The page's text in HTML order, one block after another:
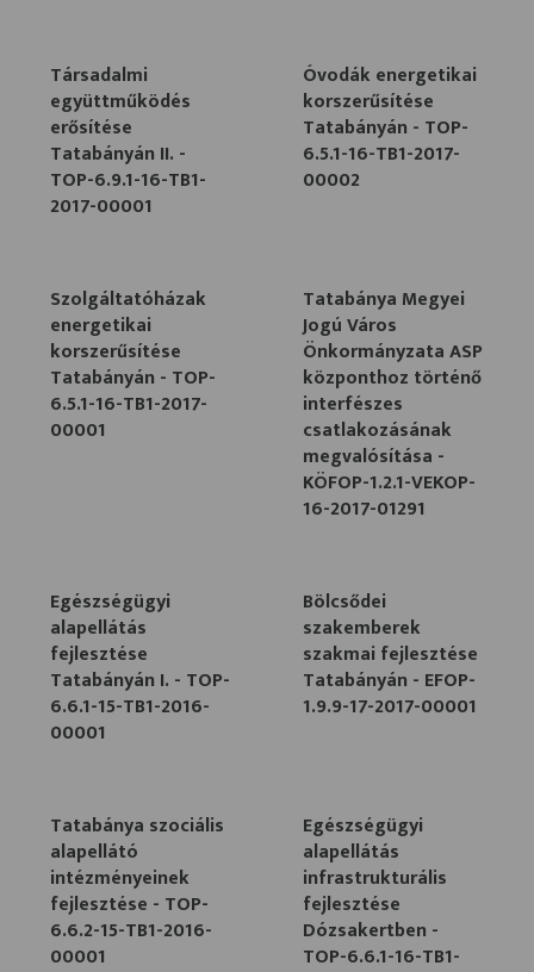
Társadalmi
együttműködés
erősítése
Tatabányán II. -
TOP-6.9.1-16-TB1-
2017-00001
Óvodák energetikai
korszerűsítése
Tatabányán - TOP-
6.5.1-16-TB1-2017-
00002
Szolgáltatóházak
energetikai
korszerűsítése
Tatabányán - TOP-
6.5.1-16-TB1-2017-
00001
Tatabánya Megyei
Jogú Város
Önkormányzata ASP
központhoz történő
interfészes
csatlakozásának
megvalósítása -
KÖFOP-1.2.1-VEKOP-
16-2017-01291
Egészségügyi
alapellátás
fejlesztése
Tatabányán I. - TOP-
6.6.1-15-TB1-2016-
00001
Bölcsődei
szakemberek
szakmai fejlesztése
Tatabányán - EFOP-
1.9.9-17-2017-00001
Tatabánya szociális
alapellátó
intézményeinek
fejlesztése - TOP-
6.6.2-15-TB1-2016-
00001
Egészségügyi
alapellátás
infrastrukturális
fejlesztése
Dózsakertben -
TOP-6.6.1-16-TB1-